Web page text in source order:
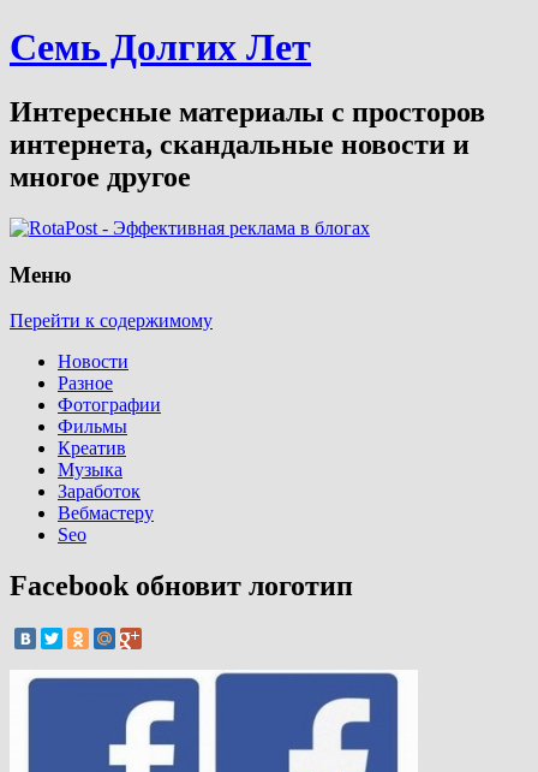
Семь Долгих Лет
Интересные материалы с просторов
интернета, скандальные новости и
многое другое
Меню
Перейти к содержимому
Новости
Разное
Фотографии
Фильмы
Креатив
Музыка
Заработок
Вебмастеру
Seo
Facebook обновит логотип